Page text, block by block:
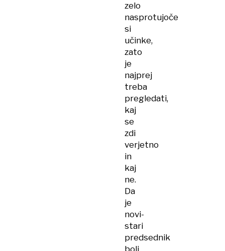
zelo
nasprotujoče
si
učinke,
zato
je
najprej
treba
pregledati,
kaj
se
zdi
verjetno
in
kaj
ne.
Da
je
novi-
stari
predsednik